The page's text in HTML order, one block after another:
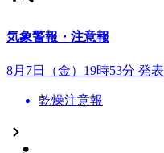
気象警報・注意報
8月7日（金）19時53分 発表
乾燥注意報